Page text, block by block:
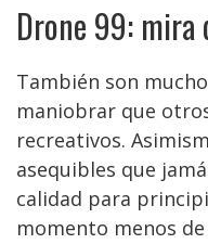
Drone 99: mira
También son
maniobrar que
recreativos.
asequibles que
calidad para
momento menos